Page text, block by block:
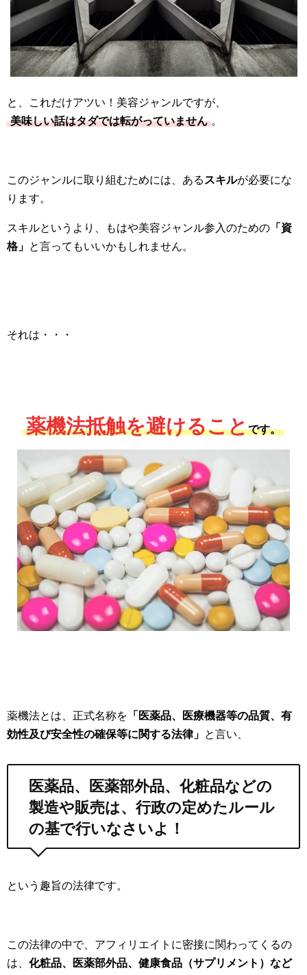
と、これだけアツい！美容ジャンルですが、
美味しい話はタダでは転がっていません 。
このジャンルに取り組むためには、ある スキルが必要にな
ります。
スキルというより、もはや美容ジャンル参入のための 「資
格」 と言ってもいいかもしれません。
それは・・・
薬機法抵触を避けることです。
薬機法とは、正式名称を 「医薬品、医療機器等の品質、有
効性及び安全性の確保等に関する法律」 と言い、
医薬品、医薬部外品、化粧品などの
製造や販売は、行政の定めたルール
の基で行いなさいよ！
という趣旨の法律です。
この法律の中で、アフィリエイトに密接に関わってくるの
は、 化粧品、医薬部外品、健康食品（サプリメント）など